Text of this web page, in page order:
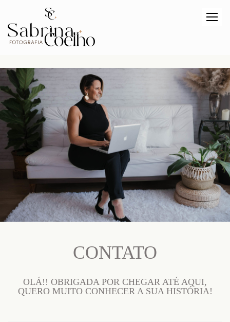
CONTATO
OLÁ!! OBRIGADA POR CHEGAR ATÉ AQUI,
QUERO MUITO CONHECER A SUA HISTÓRIA!